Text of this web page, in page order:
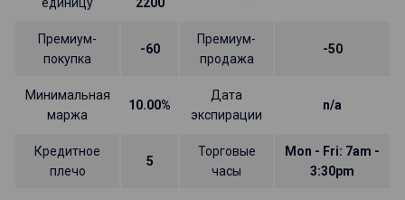
Премиум-
покупка
-60
Премиум-
продажа
-50
Минимальная
маржа
10.00%
Дата
экспирации
n/a
Кредитное
плечо
5
Торговые
часы
Mon - Fri: 7am -
3:30pm